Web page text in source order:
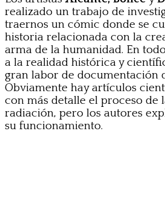
realizado un trabajo de
traernos un cómic donde se
historia relacionada con la
arma de la humanidad. En
a la realidad histórica y
gran labor de documentación
Obviamente hay artículos
con más detalle el proceso de
radiación, pero los autores
su funcionamiento.